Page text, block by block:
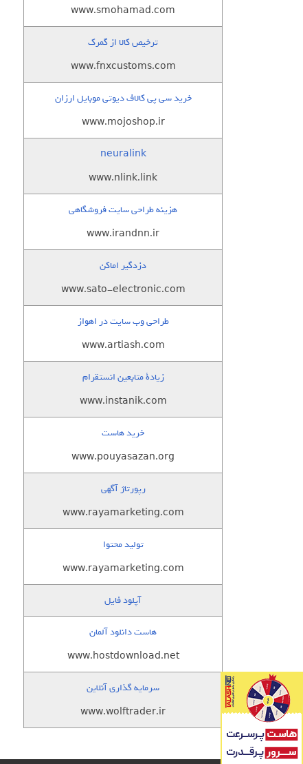
www.smohamad.com
ترخیص کالا از گمرک
www.fnxcustoms.com
خرید سی پی کالاف دیوتی موبایل ارزان
www.mojoshop.ir
neuralink
www.nlink.link
هزینه طراحی سایت فروشگاهی
www.irandnn.ir
دزدگیر اماکن
www.sato-electronic.com
طراحی وب سایت در اهواز
www.artiash.com
زيادة متابعين انستقرام
www.instanik.com
خرید هاست
www.pouyasazan.org
رپورتاژ آگهی
www.rayamarketing.com
تولید محتوا
www.rayamarketing.com
آپلود فایل
هاست دانلود آلمان
www.hostdownload.net
سرمایه گذاری آنلاین
www.wolftrader.ir